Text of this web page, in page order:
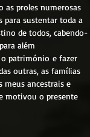
as proles numerosas
para sustentar toda a
de todos, cabendo-
além
património e fazer
outras, as famílias
meus ancestrais e
motivou o presente